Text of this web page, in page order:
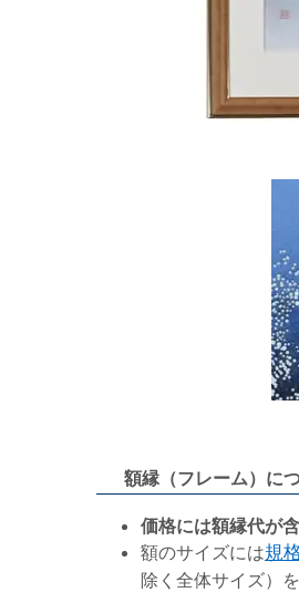
額縁（フレーム）に
価格には額縁代が含
額のサイズには規
除く全体サイズ）